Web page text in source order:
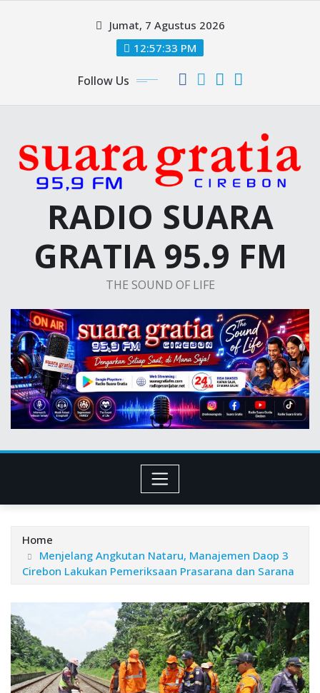
Jumat, 7 Agustus 2026
12:57:34 PM
Follow Us
RADIO SUARA
GRATIA 95.9 FM
THE SOUND OF LIFE
Home
Menjelang Angkutan Nataru, Manajemen Daop 3
Cirebon Lakukan Pemeriksaan Prasarana dan Sarana